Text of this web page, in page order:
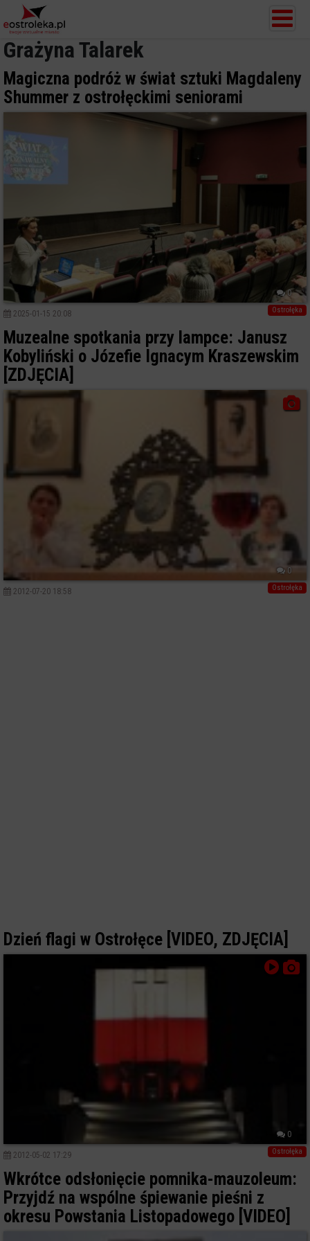
Grażyna Talarek
Magiczna podróż w świat sztuki Magdaleny
Shummer z ostrołęckimi seniorami
0
Ostrołęka
2025-01-15 20:08
Muzealne spotkania przy lampce: Janusz
Kobyliński o Józefie Ignacym Kraszewskim
[ZDJĘCIA]
0
Ostrołęka
2012-07-20 18:58
Dzień flagi w Ostrołęce [VIDEO, ZDJĘCIA]
0
Ostrołęka
2012-05-02 17:29
Wkrótce odsłonięcie pomnika-mauzoleum:
Przyjdź na wspólne śpiewanie pieśni z
okresu Powstania Listopadowego [VIDEO]